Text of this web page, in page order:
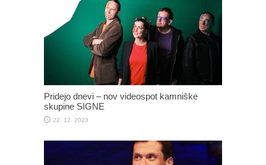
Pridejo dnevi – nov videospot kamniške
skupine SIGNE
22. 12. 2023